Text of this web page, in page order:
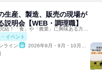
生産、製造、販売の現場が
説明会【WEB・調理職】
イベント
ライン
2026年8月・9月・10月・11月・12月